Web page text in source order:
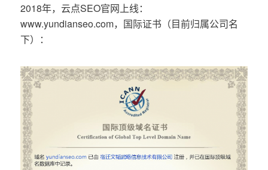
2018年，云点SEO官网上线：
www.yundianseo.com，国际证书（目前归属公司名
下）：